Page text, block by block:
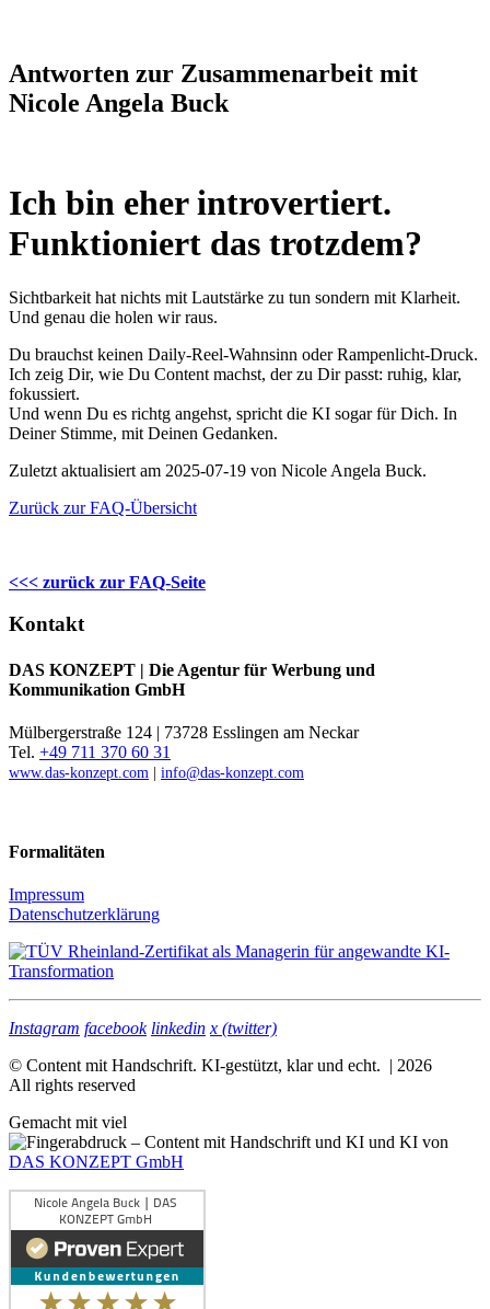
Antworten zur Zusammenarbeit mit
Nicole Angela Buck
Ich bin eher introvertiert.
Funktioniert das trotzdem?
Sichtbarkeit hat nichts mit Lautstärke zu tun sondern mit Klarheit.
Und genau die holen wir raus.
Du brauchst keinen Daily-Reel-Wahnsinn oder Rampenlicht-Druck.
Ich zeig Dir, wie Du Content machst, der zu Dir passt: ruhig, klar,
fokussiert.
Und wenn Du es richtg angehst, spricht die KI sogar für Dich. In
Deiner Stimme, mit Deinen Gedanken.
Zuletzt aktualisiert am 2025-07-19 von Nicole Angela Buck.
Zurück zur FAQ-Übersicht
<<< zurück zur FAQ-Seite
Kontakt
DAS KONZEPT | Die Agentur für Werbung und
Kommunikation GmbH
Mülbergerstraße 124 | 73728 Esslingen am Neckar
Tel. +49 711 370 60 31
www.das-konzept.com info@das-konzept.com
Formalitäten
Impressum
Datenschutzerklärung
Instagram facebook linkedin x (twitter)
© Content mit Handschrift. KI-gestützt, klar und echt. | 2026
All rights reserved
Gemacht mit viel
und KI von
DAS KONZEPT GmbH